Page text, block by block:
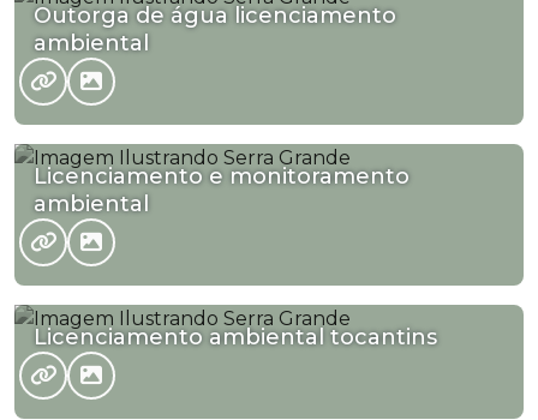
Outorga de água licenciamento
ambiental
Licenciamento e monitoramento
ambiental
Licenciamento ambiental tocantins